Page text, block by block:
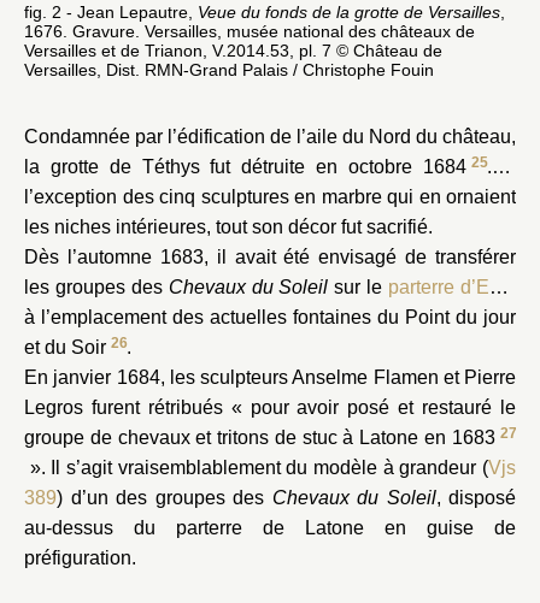
fig. 2 - Jean Lepautre, Veue du fonds de la grotte de Versailles
1676. Gravure. Versailles, musée national des châteaux de
Versailles et de Trianon, V.2014.53, pl. 7 © Château de
Versailles, Dist. RMN-Grand Palais / Christophe Fouin
Condamnée par l’édification de l’aile du Nord du château,
la grotte de Téthys fut détruite en octobre 1684 25. À
l’exception des cinq sculptures en marbre qui en ornaient
les niches intérieures, tout son décor fut sacrifié.
Dès l’automne 1683, il avait été envisagé de transférer
les groupes des Chevaux du Soleil sur le parterre d’Eau
à l’emplacement des actuelles fontaines du Point du jour
et du Soir 26.
En janvier 1684, les sculpteurs Anselme Flamen et Pierre
Legros furent rétribués « pour avoir posé et restauré le
groupe de chevaux et tritons de stuc à Latone en 1683 27
». Il s’agit vraisemblablement du modèle à grandeur (Vjs
389) d’un des groupes des Chevaux du Soleil, disposé
au-dessus du parterre de Latone en guise de
préfiguration.